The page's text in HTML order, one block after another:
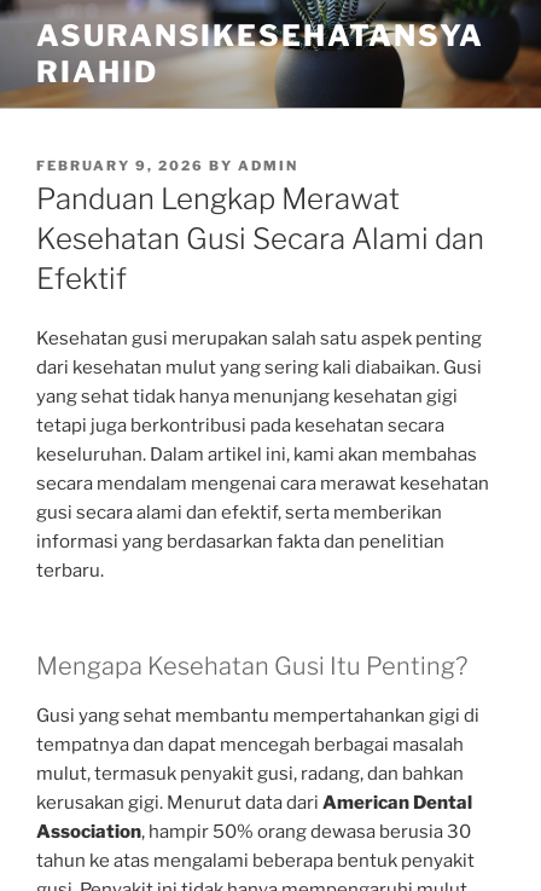
Skip
content
ASURANSIKESEHATANSYA
RIAHID
POSTED
ON
FEBRUARY 9, 2026 BY ADMIN
Panduan Lengkap Merawat
Kesehatan Gusi Secara Alami dan
Efektif
Kesehatan gusi merupakan salah satu aspek penting
dari kesehatan mulut yang sering kali diabaikan. Gusi
yang sehat tidak hanya menunjang kesehatan gigi
tetapi juga berkontribusi pada kesehatan secara
keseluruhan. Dalam artikel ini, kami akan membahas
secara mendalam mengenai cara merawat kesehatan
gusi secara alami dan efektif, serta memberikan
informasi yang berdasarkan fakta dan penelitian
terbaru.
Mengapa Kesehatan Gusi Itu Penting?
Gusi yang sehat membantu mempertahankan gigi di
tempatnya dan dapat mencegah berbagai masalah
mulut, termasuk penyakit gusi, radang, dan bahkan
kerusakan gigi. Menurut data dari American Dental
Association, hampir 50% orang dewasa berusia 30
tahun ke atas mengalami beberapa bentuk penyakit